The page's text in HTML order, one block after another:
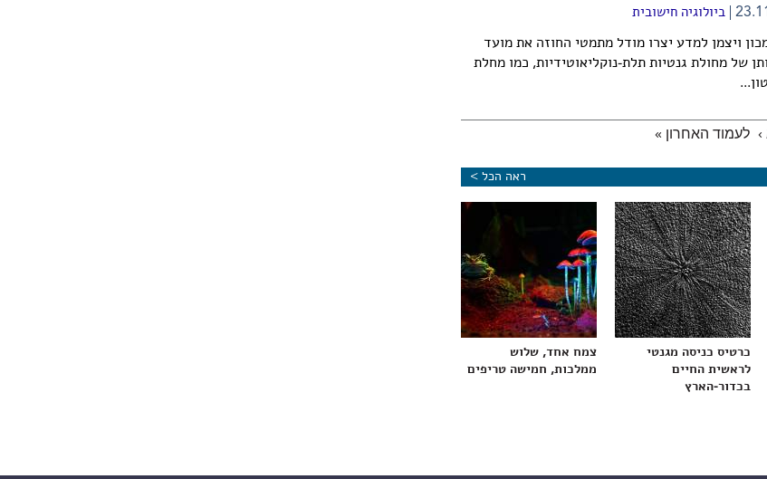
ביולוגיה חישובית
ויצמן למדע יצרו מודל מתמטי החוזה את מועד
של מחולת גנטיות תלת-נוקליאוטידיות, כמו מחלת
לעמוד האחרון »
ראה הכל >
כרטיס כניסה מגנטי
לראשית החיים
בכדור-הארץ
צמח אחד, שלוש
ממלכות, חמישה טריפים